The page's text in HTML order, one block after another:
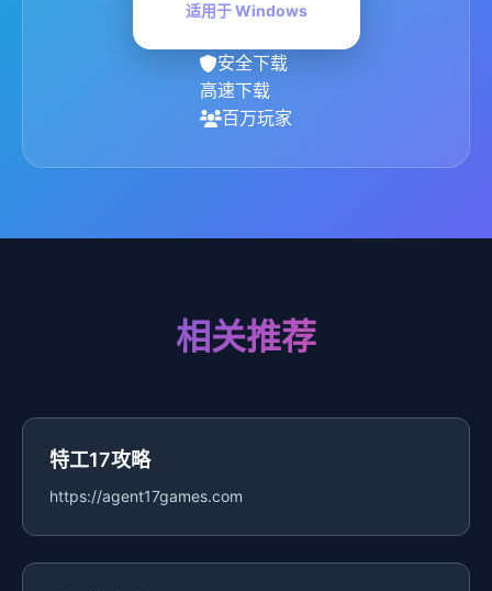
适用于 Windows
安全下载
高速下载
百万玩家
相关推荐
特工17攻略
https://agent17games.com